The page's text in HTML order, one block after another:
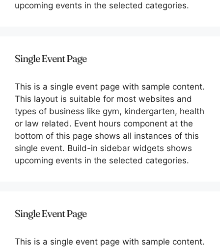
upcoming events in the selected categories.
Single Event Page
This is a single event page with sample content.
This layout is suitable for most websites and
types of business like gym, kindergarten, health
or law related. Event hours component at the
bottom of this page shows all instances of this
single event. Build-in sidebar widgets shows
upcoming events in the selected categories.
Single Event Page
This is a single event page with sample content.